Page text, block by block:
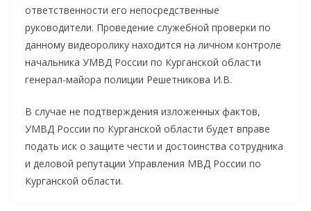
ответственности его непосредственные
руководители. Проведение служебной проверки по
данному видеоролику находится на личном контроле
начальника УМВД России по Курганской области
генерал-майора полиции Решетникова И.В.
В случае не подтверждения изложенных фактов,
УМВД России по Курганской области будет вправе
подать иск о защите чести и достоинства сотрудника
и деловой репутации Управления МВД России по
Курганской области.